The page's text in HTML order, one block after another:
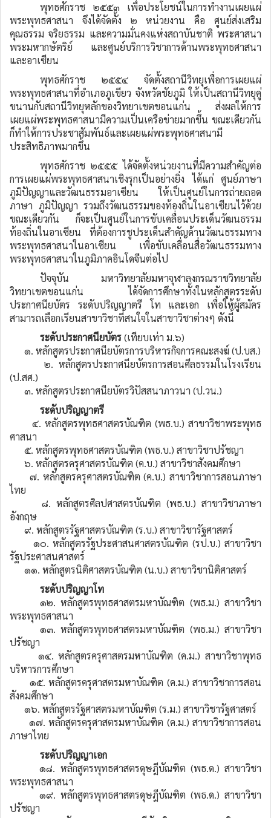
พุทธศักราช ๒๕๕๓ เพื่อประโยชน์ในการทำงานเผยแผ่
พระพุทธศาสนา จึงได้จัดตั้ง ๒ หน่วยงาน คือ ศูนย์ส่งเสริม
คุณธรรม จริยธรรม และความมั่นคงแห่งสถาบันชาติ พระศาสนา
พระมหากษัตริย์ และศูนย์บริการวิชาการด้านพระพุทธศาสนา
และอาเซียน
พุทธศักราช ๒๕๕๔ จัดตั้งสถานีวิทยุเพื่อการเผยแผ่
พระพุทธศาสนาที่อำเภอภูเขียว จังหวัดชัยภูมิ ให้เป็นสถานีวิทยุคู่
ขนานกับสถานีวิทยุหลักของวิทยาเขตขอนแก่น ส่งผลให้การ
เผยแผ่พระพุทธศาสนามีความเป็นเครือข่ายมากขึ้น ขณะเดียวกัน
ก็ทำให้การประชาสัมพันธ์และเผยแผ่พระพุทธศาสนามี
ประสิทธิภาพมากขึ้น
พุทธศักราช ๒๕๕๕ ได้จัดตั้งหน่วยงานที่มีความสำคัญต่อ
การเผยแผ่พระพุทธศาสนาเชิงรุกเป็นอย่างยิ่ง ได้แก่ ศูนย์ภาษา
ภูมิปัญญาและวัฒนธรรมอาเซียน ให้เป็นศูนย์ในการถ่ายถอด
ภาษา ภูมิปัญญา รวมถึงวัฒนธรรมของท้องถิ่นในอาเซียนไว้ด้วย
ขณะเดียวกัน ก็จะเป็นศูนย์ในการขับเคลื่อนประเด็นวัฒนธรรม
ท้องถิ่นในอาเซียน ที่ต้องการชูประเด็นสำคัญด้านวัฒนธรรมทาง
พระพุทธศาสนาในอาเซียน เพื่อขับเคลื่อนสื่อวัฒนธรรมทาง
พระพุทธศาสนาในภูมิภาคอินโดจีนต่อไป
ปัจจุบัน มหาวิทยาลัยมหาจุฬาลงกรณราชวิทยาลัย
วิทยาเขตขอนแก่น ได้จัดการศึกษาทั้งในหลักสูตรระดับ
ประกาศนียบัตร ระดับปริญญาตรี โท และเอก เพื่อให้ผู้สมัคร
สามารถเลือกเรียนสาขาวิชาที่สนใจในสาขาวิชาต่างๆ ดังนี้
ระดับประกาศนียบัตร(เทียบเท่า ม.๖)
๑. หลักสูตรประกาศนียบัตรการบริหารกิจการคณะสงฆ์ (ป.บส.)
๒. หลักสูตรประกาศนียบัตรการสอนศีลธรรมในโรงเรียน
(ป.สศ.)
๓. หลักสูตรประกาศนียบัตรวิปัสสนาภาวนา (ป.วน.)
ระดับปริญญาตรี
๔. หลักสูตรพุทธศาสตรบัณฑิต (พธ.บ.) สาขาวิชาพระพุทธ
ศาสนา
๕. หลักสูตรพุทธศาสตรบัณฑิต (พธ.บ.) สาขาวิชาปรัชญา
๖. หลักสูตรครุศาสตรบัณฑิต (ค.บ.) สาขาวิชาสังคมศึกษา
๗. หลักสูตรครุศาสตรบัณฑิต (ค.บ.) สาขาวิชาการสอนภาษา
ไทย
๘. หลักสูตรศิลปศาสตรบัณฑิต (พธ.บ.) สาขาวิชาภาษา
อังกฤษ
๙. หลักสูตรรัฐศาสตรบัณฑิต (ร.บ.) สาขาวิชารัฐศาสตร์
๑๐. หลักสูตรรัฐประศาสนศาสตรบัณฑิต (รป.บ.) สาขาวิชา
รัฐประศาสนศาสตร์
๑๑. หลักสูตรนิติศาสตรบัณฑิต (น.บ.) สาขาวิชานิติศาสตร์
ระดับปริญญาโท
๑๒. หลักสูตรพุทธศาสตรมหาบัณฑิต (พธ.ม.) สาขาวิชา
พระพุทธศาสนา
๑๓. หลักสูตรพุทธศาสตรมหาบัณฑิต (พธ.ม.) สาขาวิชา
ปรัชญา
๑๔. หลักสูตรครุศาสตรมหาบัณฑิต (ค.ม.) สาขาวิชาพุทธ
บริหารการศึกษา
๑๕. หลักสูตรครุศาสตรมหาบัณฑิต (ค.ม.) สาขาวิชาการสอน
สังคมศึกษา
๑๖. หลักสูตรรัฐศาสตรมหาบัณฑิต (ร.ม.) สาขาวิชารัฐศาสตร์
๑๗. หลักสูตรครุศาสตรมหาบัณฑิต (ค.ม.) สาขาวิชาการสอน
ภาษาไทย
ระดับปริญญาเอก
๑๘. หลักสูตรพุทธศาสตรดุษฎีบัณฑิต (พธ.ด.) สาขาวิชา
พระพุทธศาสนา
๑๙. หลักสูตรพุทธศาสตรดุษฎีบัณฑิต (พธ.ด.) สาขาวิชา
ปรัชญา